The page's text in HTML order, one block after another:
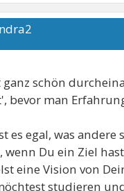
schön
bevor man
es egal, was andere
wenn Du ein Ziel
eine Vision von
studieren